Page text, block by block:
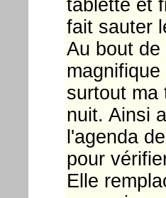
tablette et
fait sauter
Au bout
surtout ma
nuit. Ainsi
l'agenda
pour
Elle